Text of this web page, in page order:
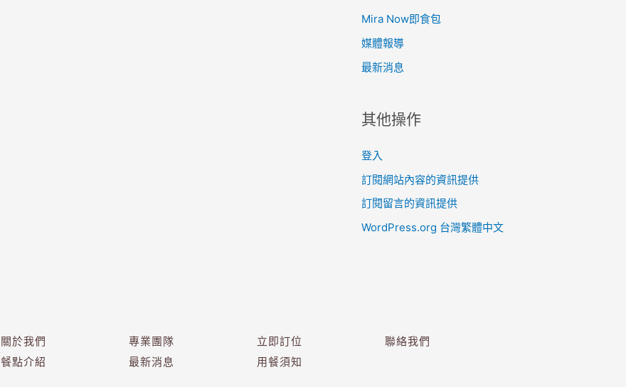
Mira Now即食包
媒體報導
最新消息
其他操作
登入
訂閱網站內容的資訊提供
訂閱留言的資訊提供
WordPress.org 台灣繁體中文
關於我們
餐點介紹
專業團隊
最新消息
立即訂位
用餐須知
聯絡我們